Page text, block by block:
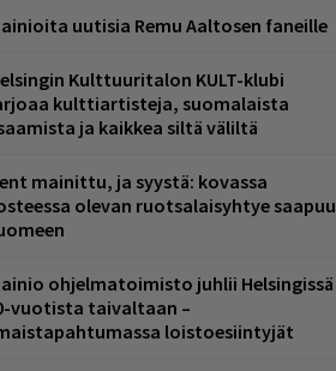
uutisia Remu Aaltosen faneille
Kulttuuritalon KULT-klubi
kulttiartisteja, suomalaista
ja kaikkea siltä väliltä
mainittu, ja syystä: kovassa
olevan ruotsalaisyhtye saapuu
ohjelmatoimisto juhlii Helsingissä
vuotista taivaltaan –
loistoesiintyjät